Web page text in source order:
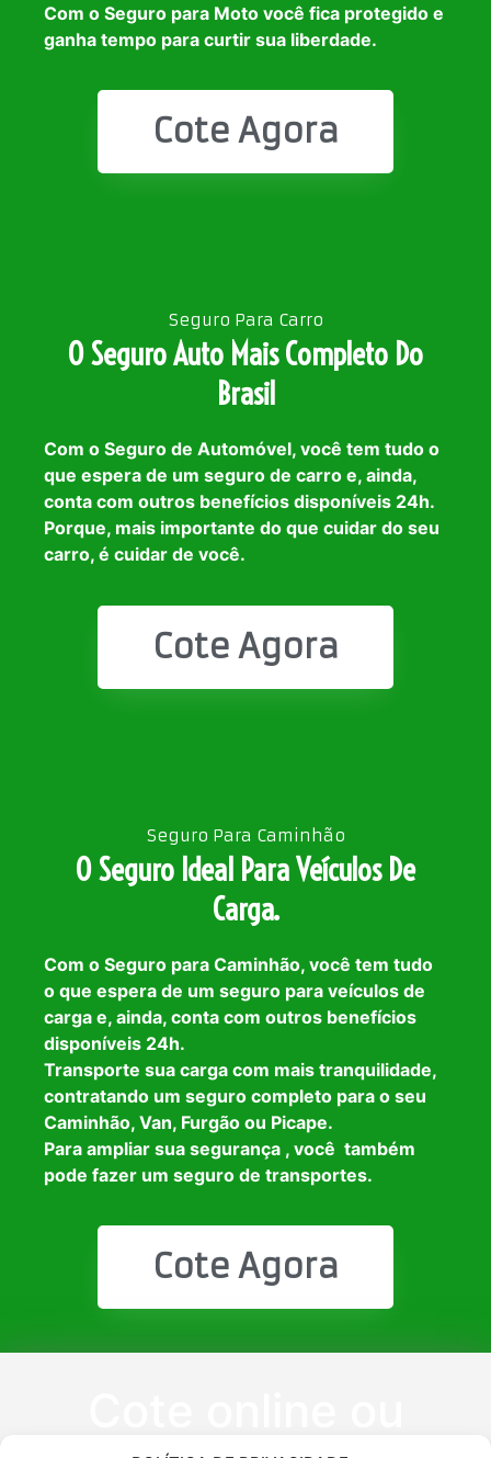
Com o Seguro para Moto você fica protegido e
ganha tempo para curtir sua liberdade.
Cote Agora
Seguro Para Carro
O Seguro Auto Mais Completo Do
Brasil
Com o Seguro de Automóvel, você tem tudo o
que espera de um seguro de carro e, ainda,
conta com outros benefícios disponíveis 24h.
Porque, mais importante do que cuidar do seu
carro, é cuidar de você.
Cote Agora
Seguro Para Caminhão
O Seguro Ideal Para Veículos De
Carga.
Com o Seguro para Caminhão, você tem tudo
o que espera de um seguro para veículos de
carga e, ainda, conta com outros benefícios
disponíveis 24h.
Transporte sua carga com mais tranquilidade,
contratando um seguro completo para o seu
Caminhão, Van, Furgão ou Picape.
Para ampliar sua segurança , você também
pode fazer um seguro de transportes.
Cote Agora